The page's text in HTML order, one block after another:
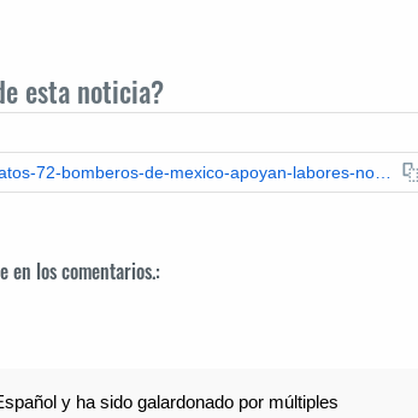
esta noticia?
en los comentarios.:
y ha sido galardonado por múltiples